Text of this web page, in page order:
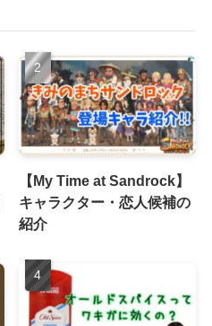
【My Time at Sandrock】
キャラクター・恋人候補の
紹介